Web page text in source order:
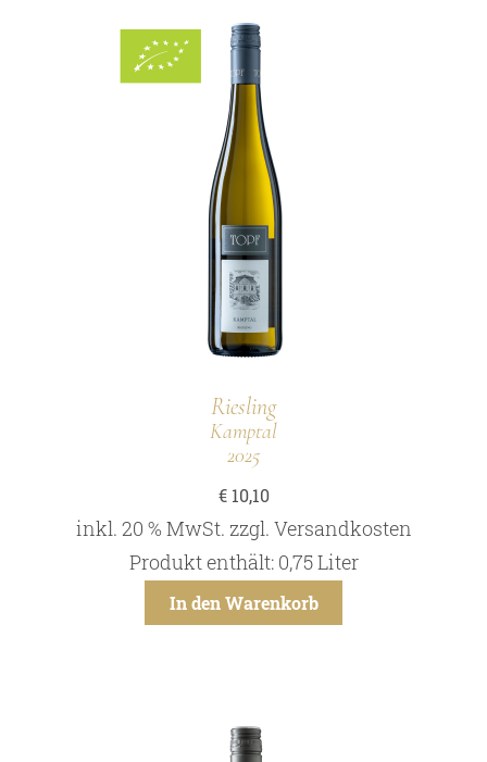
Datenschutz
Kontakt
Riesling
Kamptal
2025
€10,10
inkl. 20 % MwSt. zzgl. Versandkosten
Produkt enthält: 0,75Liter
In den Warenkorb